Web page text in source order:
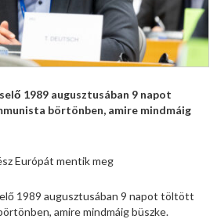
1989 augusztusában 9 napot
börtönben, amire mindmáig
Európát mentik meg
1989 augusztusában 9 napot töltött
amire mindmáig büszke.